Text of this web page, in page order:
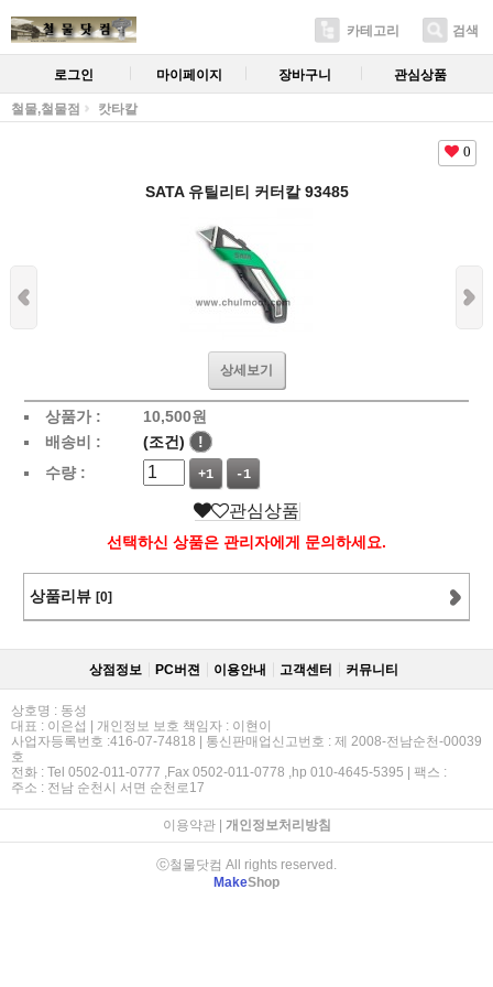
카테고리 검색
로그인 마이페이지 장바구니 관심상품
철물,철물점 캇타칼
0
SATA 유틸리티 커터칼 93485
상세보기
상품가 : 10,500원
배송비 :
(조건)
!
수량 :
+1 -1
관심상품
선택하신 상품은 관리자에게 문의하세요.
상품리뷰 [0]
상점정보 PC버젼 이용안내 고객센터 커뮤니티
상호명 : 동성
대표 : 이은섭 | 개인정보 보호 책임자 : 이현이
사업자등록번호 :416-07-74818 | 통신판매업신고번호 : 제 2008-전남순천-00039
호
전화 : Tel 0502-011-0777 ,Fax 0502-011-0778 ,hp 010-4645-5395 | 팩스 :
주소 : 전남 순천시 서면 순천로17
이용약관| 개인정보처리방침
ⓒ철물닷컴 All rights reserved.
MakeShop